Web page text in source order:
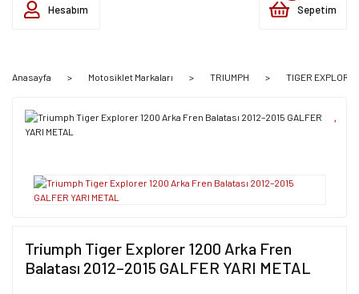
Hesabım Sepetim
Anasayfa Motosiklet Markaları TRIUMPH TIGER
Triumph Tiger Explorer 1200 Arka Fren
Balatası 2012–2015 GALFER YARI METAL